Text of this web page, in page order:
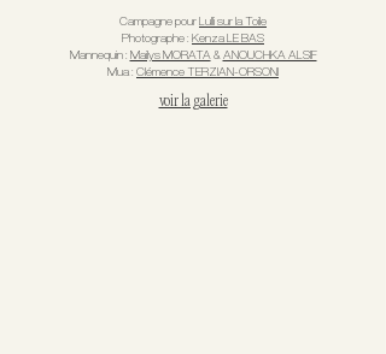
Campagne pour Lulli sur la Toile
Photographe : Kenza LE BAS
Mannequin : Mailys MORATA & ANOUCHKA ALSIF
Mua : Clémence TERZIAN-ORSONI
voir la galerie